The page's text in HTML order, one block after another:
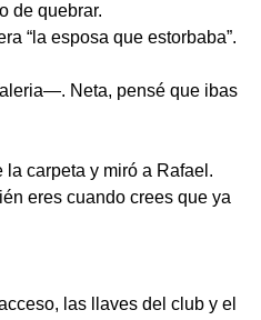
de quebrar.
“la esposa que estorbaba”.
Neta, pensé que ibas
carpeta y miró a Rafael.
eres cuando crees que ya
las llaves del club y el